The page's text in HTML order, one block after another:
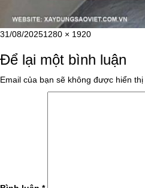
Đăng
ngày
31/08/2025Kích
đầy
1280 × 1920
Để lại một bình luận
Email của bạn sẽ không được hiển thị